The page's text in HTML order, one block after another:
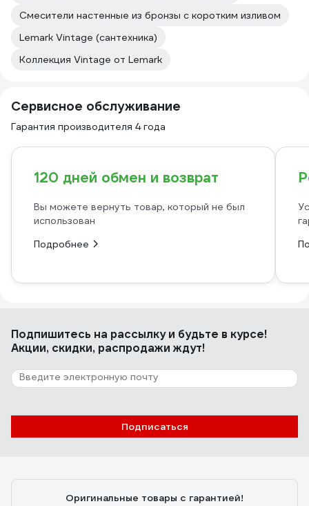
Смесители настенные из бронзы с коротким изливом
Lemark Vintage (сантехника)
Коллекция Vintage от Lemark
Сервисное обслуживание
Гарантия производителя 4 года
120 дней обмен и возврат
Вы можете вернуть товар, который не был
использован
Подробнее
Подпишитесь на рассылкуи будьте в курсе!
Акции, скидки, распродажи ждут!
Подписаться
Оригинальные товары с гарантией!